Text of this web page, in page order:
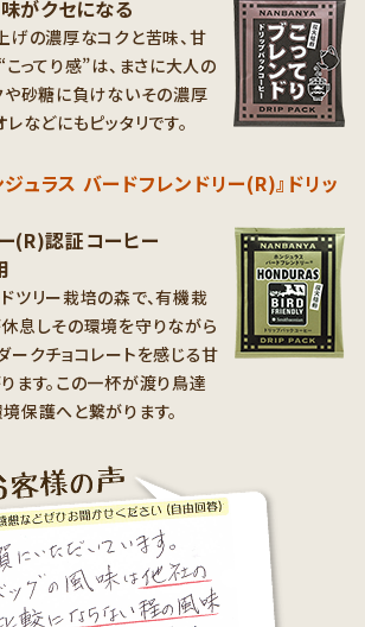
がクセになる
げの濃厚なコクと苦味、甘
ってり感”は、まさに大人の
や砂糖に負けないその濃厚
などにもピッタリです。
ュラス バードフレンドリー(R)』ドリッ
(R)認証コーヒー
ツリー栽培の森で、有機栽
息しその環境を守りながら
ークチョコレートを感じる甘
ます。この一杯が渡り鳥達
保護へと繋がります。